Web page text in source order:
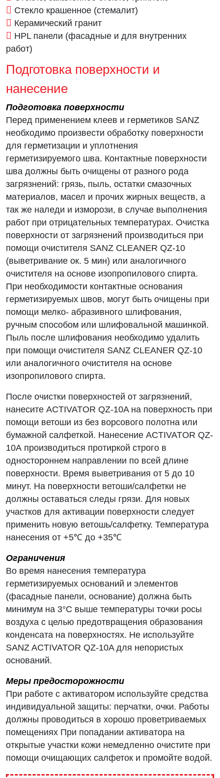
Стекло крашенное (стемалит)
Керамический гранит
HPL панели (фасадные и для внутренних
работ)
Подготовка поверхности и
нанесение
Подготовка поверхности
Перед применением клеев и герметиков SANZ
необходимо произвести обработку поверхности
для герметизации и уплотнения
герметизируемого шва. Контактные поверхности
шва должны быть очищены от разного рода
загрязнений: грязь, пыль, остатки смазочных
материалов, масел и прочих жирных веществ, а
так же наледи и изморози, в случае выполнения
работ при отрицательных температурах. Очистка
поверхности от загрязнений производиться при
помощи очистителя SANZ CLEANER QZ-10
(выветривание ок. 5 мин) или аналогичного
очистителя на основе изопропилового спирта.
При необходимости контактные основания
герметизируемых швов, могут быть очищены при
помощи мелко- абразивного шлифования,
ручным способом или шлифовальной машинкой.
Пыль после шлифования необходимо удалить
при помощи очистителя SANZ CLEANER QZ-10
или аналогичного очистителя на основе
изопропилового спирта.
После очистки поверхностей от загрязнений,
нанесите ACTIVATOR QZ-10A на поверхность при
помощи ветоши из без ворсового полотна или
бумажной салфеткой. Нанесение ACTIVATOR QZ-
10А производиться протиркой строго в
одностороннем направлении по всей длине
поверхности. Время выветривания от 5 до 10
минут. На поверхности ветоши/салфетки не
должны оставаться следы грязи. Для новых
участков для активации поверхности следует
применить новую ветошь/салфетку. Температура
нанесения от +5℃ до +35℃
Ограничения
Во время нанесения температура
герметизируемых оснований и элементов
(фасадные панели, основание) должна быть
минимум на 3°С выше температуры точки росы
воздуха с целью предотвращения образования
конденсата на поверхностях. Не используйте
SANZ ACTIVATOR QZ-10A для непористых
оснований.
Меры предосторожности
При работе с активатором используйте средства
индивидуальной защиты: перчатки, очки. Работы
должны проводиться в хорошо проветриваемых
помещениях При попадании активатора на
открытые участки кожи немедленно очистите при
помощи очищающих салфеток и промойте водой.